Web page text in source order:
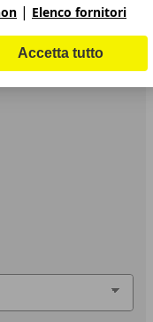
| Elenco fornitori
Accetta tutto